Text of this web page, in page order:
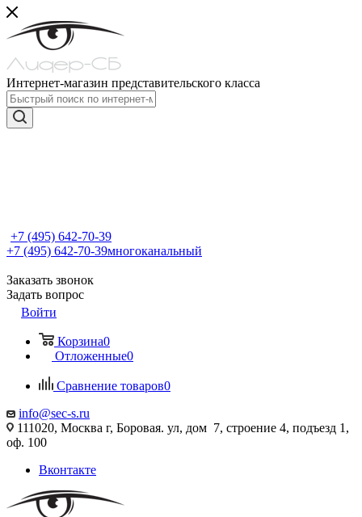
Интернет-магазин представительского класса
+7 (495) 642-70-39
+7 (495) 642-70-39многоканальный
Заказать звонок
Задать вопрос
Войти
Корзина0
Отложенные0
Сравнение товаров0
info@sec-s.ru
111020, Москва г, Боровая. ул, дом 7, строение 4, подъезд 1,
оф. 100
Вконтакте